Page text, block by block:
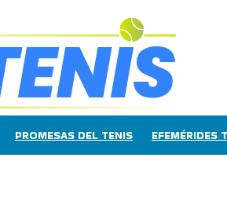
PROMESAS DEL TENIS EFEMÉRIDES